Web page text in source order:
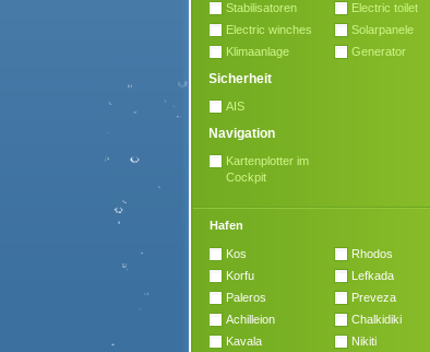
Stabilisatoren
Electric toilet
Electric winches
Solarpanele
Klimaanlage
Generator
Sicherheit
AIS
Navigation
Kartenplotter im
Cockpit
Hafen
Kos
Rhodos
Korfu
Lefkada
Paleros
Preveza
Achilleion
Chalkidiki
Kavala
Nikiti